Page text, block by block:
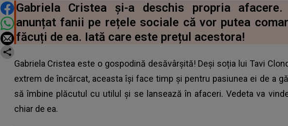
DISTRIBUIE ARTICOLUL
Gabriela Cristea și-a deschis propria
anunțat fanii pe rețele sociale că vor putea
făcuți de ea. Iată care este prețul acestora!
Gabriela Cristea este o gospodină desăvârşită! Deși soția lui Tavi
extrem de încărcat, aceasta își face timp și pentru pasiunea ei de a
să îmbine plăcutul cu utilul și se lansează în afaceri. Vedeta va
chiar de ea.